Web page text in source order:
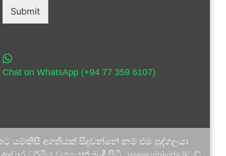
Submit
Chat on WhatsApp (+94 77 359 6107)
යම්කිසි අගතියක් සිදුවන්නේ නම් එම පුද්ගලයා